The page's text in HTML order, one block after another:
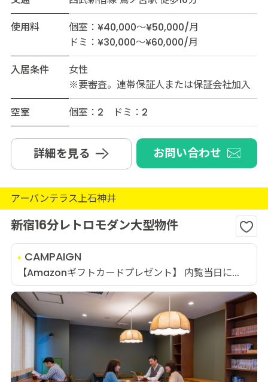
使用料
個室：¥40,000～¥50,000/月
ドミ：¥30,000～¥60,000/月
入居条件
女性
※要審査。連帯保証人または保証会社加入
空室
個室：2 ドミ：2
詳細を見る お問い合わせ
アーバンテラス上石神井
新宿16分レトロモダン大型物件
CAMPAIGN
【Amazonギフトカードプレゼント】 内覧当日に...